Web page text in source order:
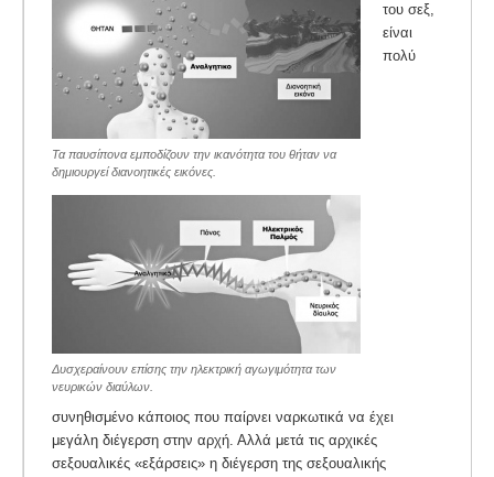
Τα παυσίπονα εμποδίζουν την ικανότητα του θήταν να
δημιουργεί διανοητικές εικόνες.
Δυσχεραίνουν επίσης την ηλεκτρική αγωγιμότητα των
νευρικών διαύλων.
του σεξ,
είναι
πολύ
συνηθισμένο κάποιος που παίρνει ναρκωτικά να έχει
μεγάλη διέγερση στην αρχή. Αλλά μετά τις αρχικές
σεξουαλικές «εξάρσεις» η διέγερση της σεξουαλικής